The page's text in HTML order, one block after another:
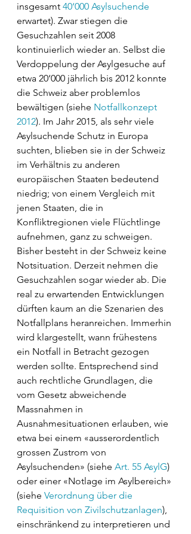
insgesamt 40‘000 Asylsuchende
erwartet). Zwar stiegen die
Gesuchzahlen seit 2008
kontinuierlich wieder an. Selbst die
Verdoppelung der Asylgesuche auf
etwa 20‘000 jährlich bis 2012 konnte
die Schweiz aber problemlos
bewältigen (siehe Notfallkonzept
2012). Im Jahr 2015, als sehr viele
Asylsuchende Schutz in Europa
suchten, blieben sie in der Schweiz
im Verhältnis zu anderen
europäischen Staaten bedeutend
niedrig; von einem Vergleich mit
jenen Staaten, die in
Konfliktregionen viele Flüchtlinge
aufnehmen, ganz zu schweigen.
Bisher besteht in der Schweiz keine
Notsituation. Derzeit nehmen die
Gesuchzahlen sogar wieder ab. Die
real zu erwartenden Entwicklungen
dürften kaum an die Szenarien des
Notfallplans heranreichen. Immerhin
wird klargestellt, wann frühestens
ein Notfall in Betracht gezogen
werden sollte. Entsprechend sind
auch rechtliche Grundlagen, die
vom Gesetz abweichende
Massnahmen in
Ausnahmesituationen erlauben, wie
etwa bei einem «ausserordentlich
grossen Zustrom von
Asylsuchenden» (siehe Art. 55 AsylG)
oder einer «Notlage im Asylbereich»
(siehe Verordnung über die
Requisition von Zivilschutzanlagen),
einschränkend zu interpretieren und